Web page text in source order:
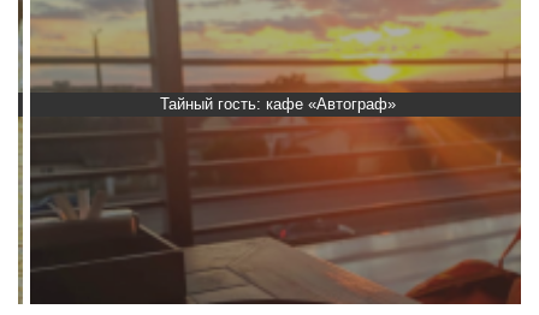
Тайный гость: кафе «Автограф»